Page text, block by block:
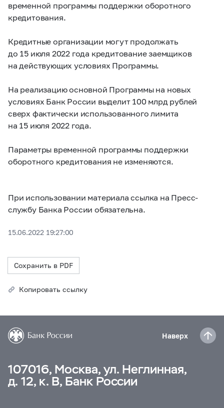
временной программы поддержки оборотного
кредитования.
Кредитные организации могут продолжать
до 15 июля 2022 года кредитование заемщиков
на действующих условиях Программы.
На реализацию основной Программы на новых
условиях Банк России выделит 100 млрд рублей
сверх фактически использованного лимита
на 15 июля 2022 года.
Параметры временной программы поддержки
оборотного кредитования не изменяются.
При использовании материала ссылка на Пресс-
службу Банка России обязательна.
15.06.2022 19:27:00
Сохранить в PDF
Копировать ссылку
Наверх
107016, Москва, ул. Неглинная,
д. 12, к. В, Банк России